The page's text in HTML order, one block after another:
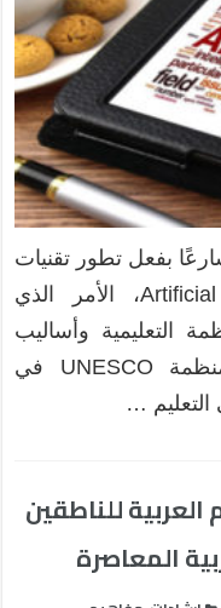
بفعل تطور تقنيات
الذكاء الاصطناعي Artificial intelligence، الأمر الذي
التعليمية وأساليب
التدريس والتقويم. وقد أكدت منظمة UNESCO في
التعليم …
للناطقين
المعاصرة